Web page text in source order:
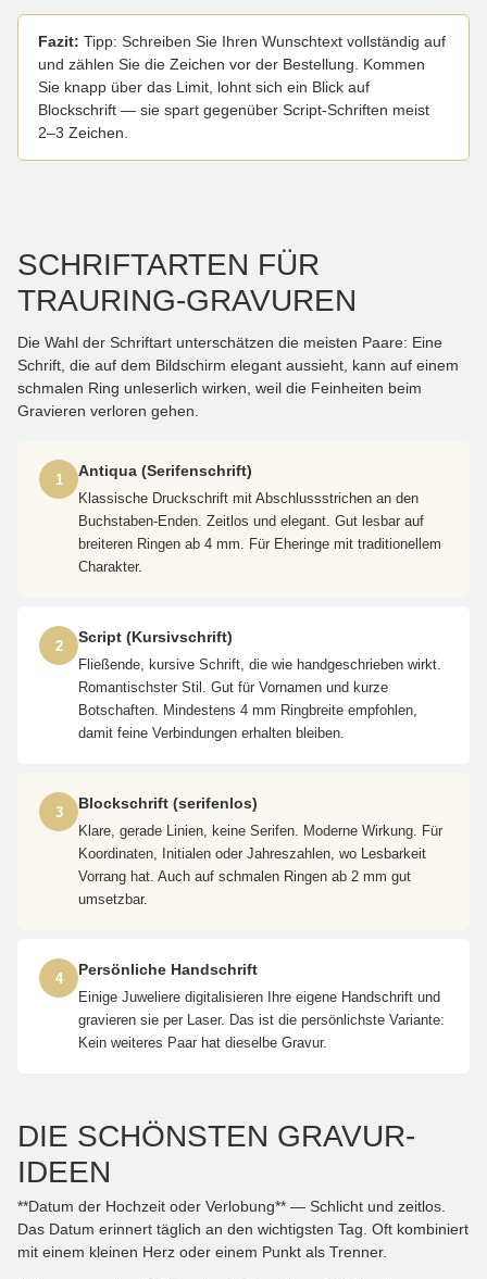
Fazit: Tipp: Schreiben Sie Ihren Wunschtext vollständig auf
und zählen Sie die Zeichen vor der Bestellung. Kommen
Sie knapp über das Limit, lohnt sich ein Blick auf
Blockschrift — sie spart gegenüber Script-Schriften meist
2–3 Zeichen.
SCHRIFTARTEN FÜR
TRAURING-GRAVUREN
Die Wahl der Schriftart unterschätzen die meisten Paare: Eine
Schrift, die auf dem Bildschirm elegant aussieht, kann auf einem
schmalen Ring unleserlich wirken, weil die Feinheiten beim
Gravieren verloren gehen.
1 Antiqua (Serifenschrift)
Klassische Druckschrift mit Abschlussstrichen an den
Buchstaben-Enden. Zeitlos und elegant. Gut lesbar auf
breiteren Ringen ab 4 mm. Für Eheringe mit traditionellem
Charakter.
2 Script (Kursivschrift)
Fließende, kursive Schrift, die wie handgeschrieben wirkt.
Romantischster Stil. Gut für Vornamen und kurze
Botschaften. Mindestens 4 mm Ringbreite empfohlen,
damit feine Verbindungen erhalten bleiben.
3 Blockschrift (serifenlos)
Klare, gerade Linien, keine Serifen. Moderne Wirkung. Für
Koordinaten, Initialen oder Jahreszahlen, wo Lesbarkeit
Vorrang hat. Auch auf schmalen Ringen ab 2 mm gut
umsetzbar.
4 Persönliche Handschrift
Einige Juweliere digitalisieren Ihre eigene Handschrift und
gravieren sie per Laser. Das ist die persönlichste Variante:
Kein weiteres Paar hat dieselbe Gravur.
DIE SCHÖNSTEN GRAVUR-
IDEEN
**Datum der Hochzeit oder Verlobung** — Schlicht und zeitlos.
Das Datum erinnert täglich an den wichtigsten Tag. Oft kombiniert
mit einem kleinen Herz oder einem Punkt als Trenner.